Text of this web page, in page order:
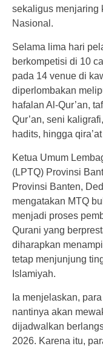
sekaligus menjaring
Nasional.
Selama lima hari
berkompetisi di 10
pada 14 venue di
diperlombakan
hafalan Al-Qur’an,
Qur’an, seni
hadits, hingga
Ketua Umum
(LPTQ) Provinsi
Provinsi Banten,
mengatakan MTQ
menjadi proses
Qurani yang
diharapkan
tetap menjunjung
Islamiyah.
Ia menjelaskan,
nantinya akan
dijadwalkan
2026. Karena itu,